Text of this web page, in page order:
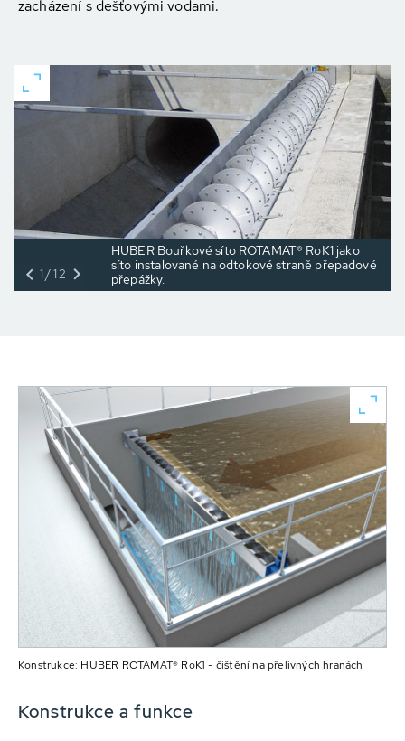
zacházení s dešťovými vodami.
HUBER Bouřkové síto ROTAMAT® RoK1 jako
síto instalované na odtokové straně přepadové
přepážky.
1/12
Konstrukce: HUBER ROTAMAT® RoK1 - čištění na přelivných hranách
Konstrukce a funkce